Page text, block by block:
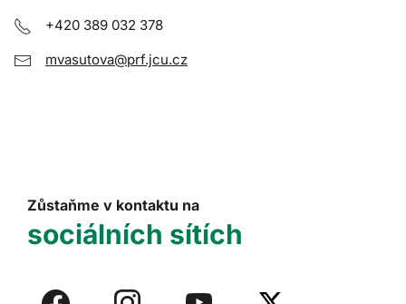
+420 389 032 378
mvasutova@prf.jcu.cz
Zůstaňme v kontaktu na
sociálních sítích